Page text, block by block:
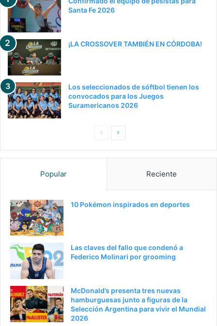
Santa Fe 2026
¡LA CROSSOVER TAMBIÉN EN CÓRDOBA!
Los seleccionados de sóftbol tienen los
convocados para los Juegos
Suramericanos 2026
g
e
o
r
g
p
i
n
Popular Reciente
10 Pokémon inspirados en deportes
Las claves del fallo que condenó a
Federico Molinari por grooming
McDonald’s presenta tres nuevas
hamburguesas junto a figuras de la
Selección Argentina para vivir el Mundial
2026